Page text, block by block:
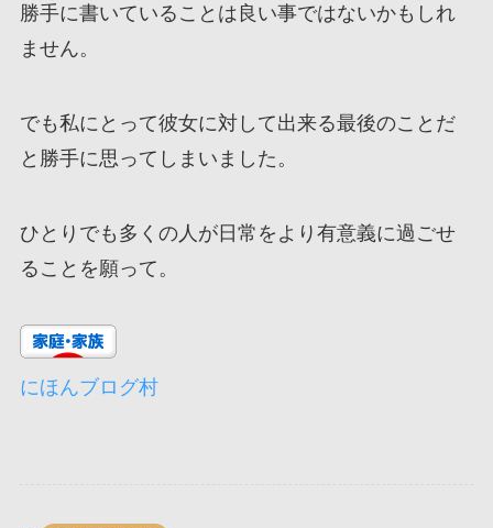
勝手に書いていることは良い事ではないかもしれ
ません。
でも私にとって彼女に対して出来る最後のことだ
と勝手に思ってしまいました。
ひとりでも多くの人が日常をより有意義に過ごせ
ることを願って。
にほんブログ村